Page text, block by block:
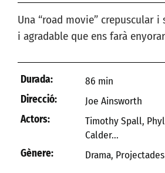
Una “road movie” crepuscular
i agradable que ens farà
Durada:
86 min
Direcció:
Joe Ainsworth
Actors:
Timothy Spall,
Calder...
Gènere:
Drama, Projectades